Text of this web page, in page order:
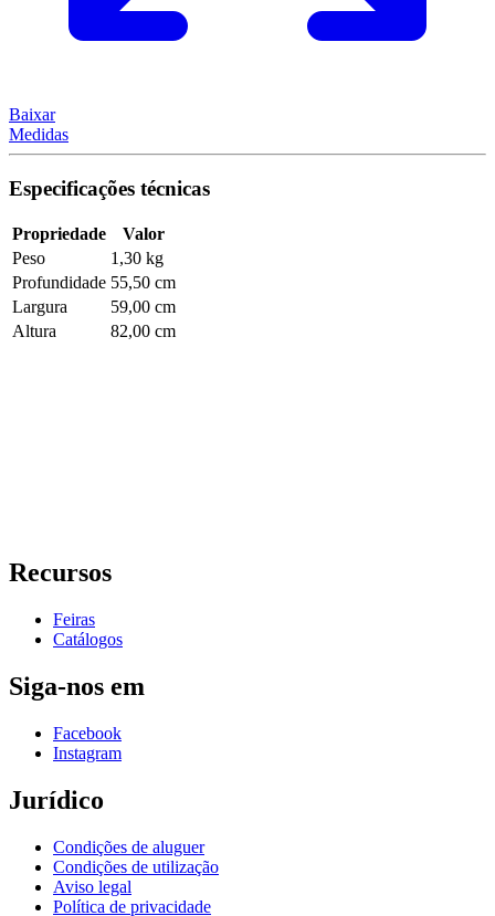
Baixar
Medidas
Especificações técnicas
Propriedade
Valor
Peso
1,30 kg
Profundidade 55,50 cm
Largura
59,00 cm
Altura
82,00 cm
Recursos
Feiras
Catálogos
Siga-nos em
Facebook
Instagram
Jurídico
Condições de aluguer
Condições de utilização
Aviso legal
Política de privacidade